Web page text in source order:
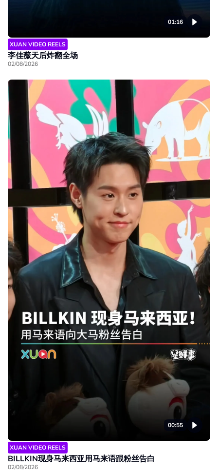
01:16
XUAN VIDEO REELS
李佳薇天后炸翻全场
02/08/2026
00:55
XUAN VIDEO REELS
BILLKIN现身马来西亚用马来语跟粉丝告白
02/08/2026